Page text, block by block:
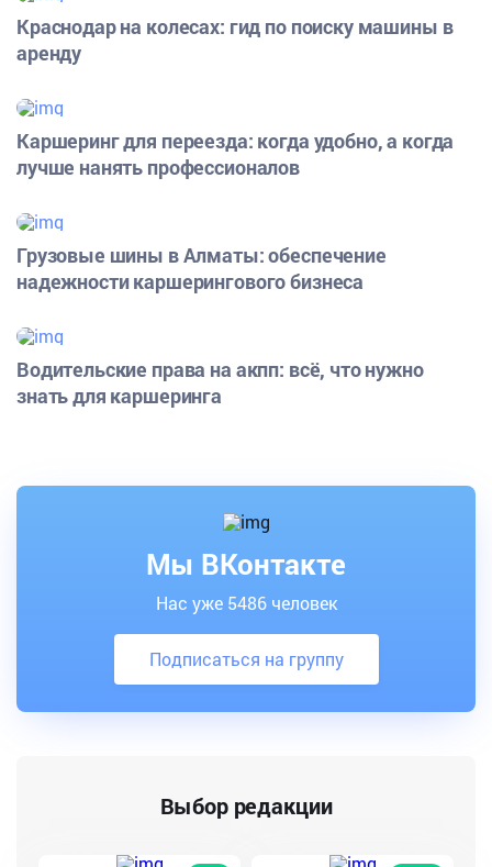
Краснодар на колесах: гид по поиску машины в
аренду
Каршеринг для переезда: когда удобно, а когда
лучше нанять профессионалов
Грузовые шины в Алматы: обеспечение
надежности каршерингового бизнеса
Водительские права на акпп: всё, что нужно
знать для каршеринга
Мы ВКонтакте
Нас уже 5486 человек
Подписаться на группу
Выбор редакции